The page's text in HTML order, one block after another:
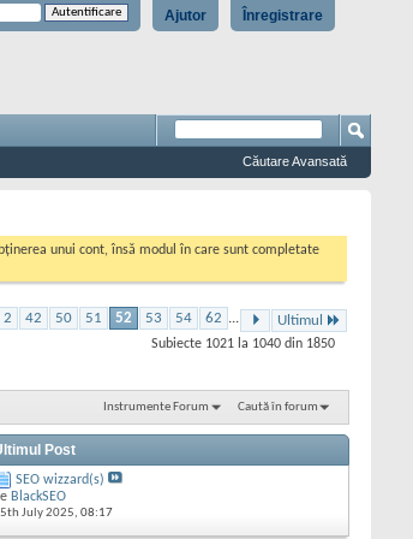
Înregistrare
Ajutor
Căutare Avansată
unui cont, însă modul în care sunt completate
2 42 50 51 52 53 54 62 ... Ultimul
Subiecte 1021 la 1040 din 1850
Instrumente Forum Caută în forum
Post
SEO wizzard(s)
BlackSEO
July 2025, 08:17